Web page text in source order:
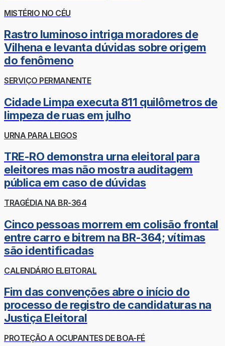
MISTÉRIO NO CÉU
Rastro luminoso intriga moradores de
Vilhena e levanta dúvidas sobre origem
do fenômeno
SERVIÇO PERMANENTE
Cidade Limpa executa 811 quilômetros de
limpeza de ruas em julho
URNA PARA LEIGOS
TRE-RO demonstra urna eleitoral para
eleitores mas não mostra auditagem
pública em caso de dúvidas
TRAGÉDIA NA BR-364
Cinco pessoas morrem em colisão frontal
entre carro e bitrem na BR-364; vítimas
são identificadas
CALENDÁRIO ELEITORAL
Fim das convenções abre o início do
processo de registro de candidaturas na
Justiça Eleitoral
PROTEÇÃO A OCUPANTES DE BOA-FÉ